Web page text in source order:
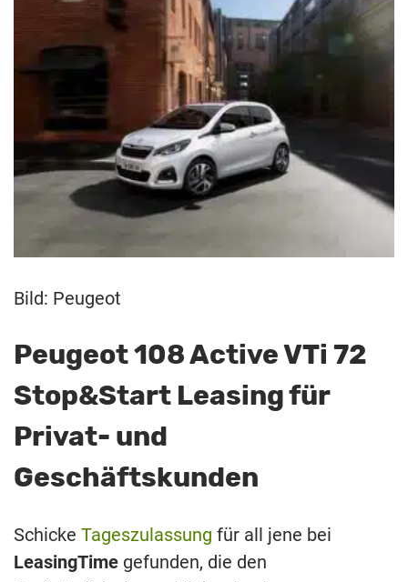
Bild: Peugeot
Peugeot 108 Active VTi 72
Stop&Start Leasing für
Privat- und
Geschäftskunden
Schicke Tageszulassung für all jene bei
LeasingTime gefunden, die den